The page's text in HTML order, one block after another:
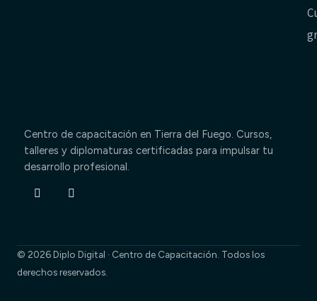
Centro de capacitación en Tierra del Fuego. Cursos,
talleres y diplomaturas certificadas para impulsar tu
desarrollo profesional.
Facebook-
f
Instagram
© 2026 Diplo Digital · Centro de Capacitación. Todos los
derechos reservados.